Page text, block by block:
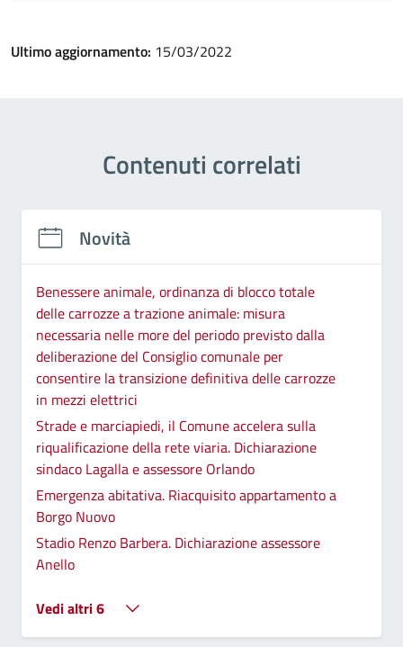
Ultimo aggiornamento: 15/03/2022
Contenuti correlati
Novità
Benessere animale, ordinanza di blocco totale
delle carrozze a trazione animale: misura
necessaria nelle more del periodo previsto dalla
deliberazione del Consiglio comunale per
consentire la transizione definitiva delle carrozze
in mezzi elettrici
Strade e marciapiedi, il Comune accelera sulla
riqualificazione della rete viaria. Dichiarazione
sindaco Lagalla e assessore Orlando
Emergenza abitativa. Riacquisito appartamento a
Borgo Nuovo
Stadio Renzo Barbera. Dichiarazione assessore
Anello
Vedi altri 6